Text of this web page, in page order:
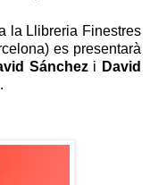
la Llibreria Finestres
es presentarà
Sánchezi David
.